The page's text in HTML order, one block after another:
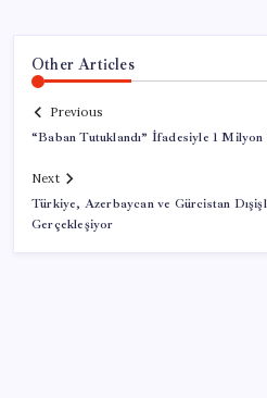
Other Articles
Previous
“Baban Tutuklandı” İfadesiyle 1 Milyon
Next
Türkiye, Azerbaycan ve Gürcistan
Gerçekleşiyor